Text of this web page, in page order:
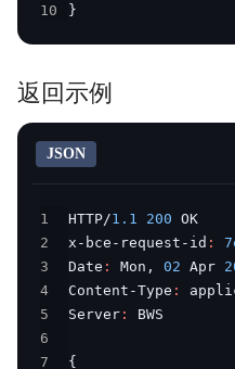
10
}
返回示例
JSON
1 HTTP/1.1 200
2
x-bce-request-id :
3
Date : Mon , 02 Apr
4
Content-Type :
5
Server :
6
7
{